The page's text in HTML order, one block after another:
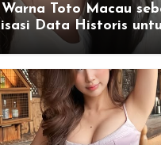
Toto Macau
Data Historis
Informasi Secara